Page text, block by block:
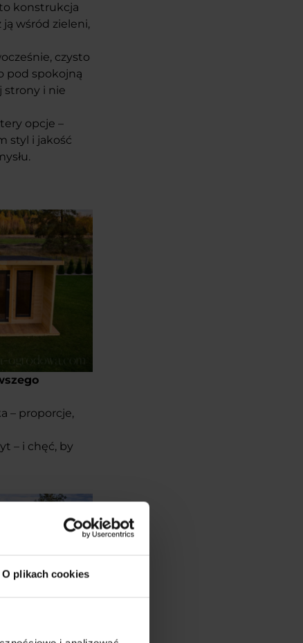
O plikach cookies
konstrukcja
ją wśród zieleni,
czysto
pod spokojną
strony i nie
opcje –
styl i jakość
– proporcje,
– i chęć, by